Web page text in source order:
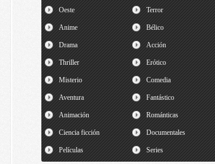
Oeste Terror
Anime Bélico
Drama Acción
Thriller Erótico
Misterio Comedia
Aventura Fantástico
Animación Románticas
Ciencia ficción Documentales
Películas Series